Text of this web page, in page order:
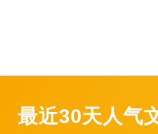
最近30天人气